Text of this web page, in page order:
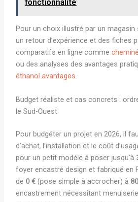
fonctionnalité
Pour un choix illustré par un
un retour d’expérience et des fiches
comparatifs en ligne comme
ou des analyses des avantages
éthanol avantages.
Budget réaliste et cas concrets :
le Sud-Ouest
Pour budgéter un projet en 2026, il
d’achat, l’installation et le coût
pour un petit modèle à poser jusqu’à
foyer encastré design et fabriqué en
de 0 €(pose simple à accrocher) à
encastrement nécessitant